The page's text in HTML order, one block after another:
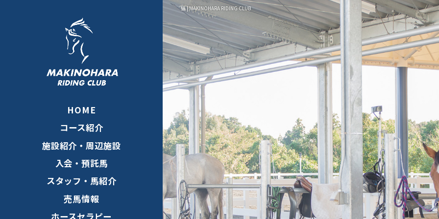
猫 | MAKINOHARA RIDING CLUB
HOME
コース紹介
施設紹介・周辺施設
入会・預託馬
スタッフ・馬紹介
売馬情報
ホースセラピー